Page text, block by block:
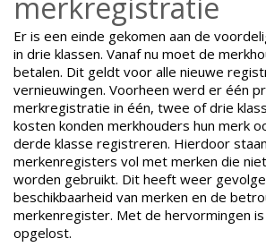
Er is een einde gekomen aan de
in drie klassen. Vanaf nu moet de
betalen. Dit geldt voor alle nieuwe
vernieuwingen. Voorheen werd er één
merkregistratie in één, twee of drie
kosten konden merkhouders hun merk
derde klasse registreren. Hierdoor
merkenregisters vol met merken die
worden gebruikt. Dit heeft weer
beschikbaarheid van merken en de
merkenregister. Met de hervormingen
opgelost.